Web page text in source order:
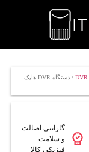
/ دستگاه DVR هایک
گارانتی اصالت
و سلامت
فیزیکی کالا